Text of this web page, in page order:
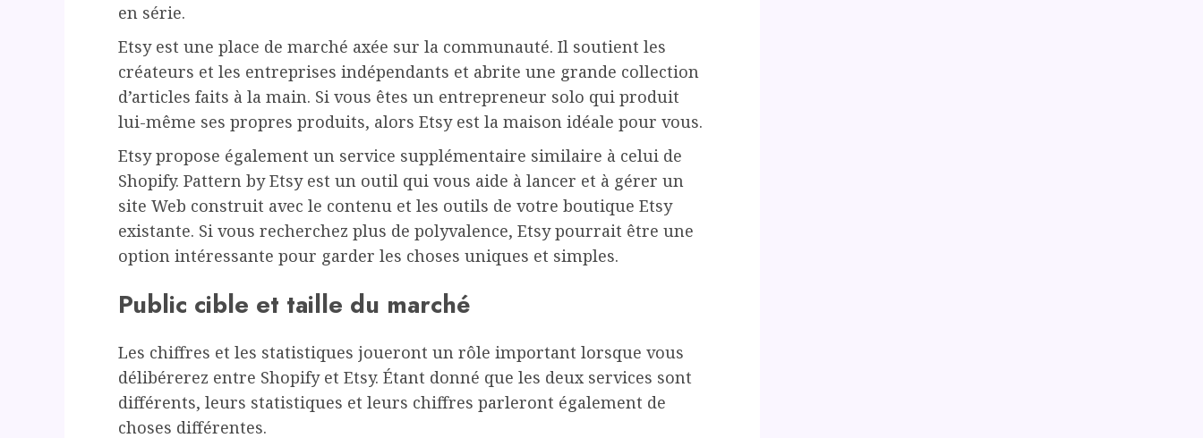
en série.
Etsy est une place de marché axée sur la communauté. Il soutient les
créateurs et les entreprises indépendants et abrite une grande collection
d’articles faits à la main. Si vous êtes un entrepreneur solo qui produit
lui-même ses propres produits, alors Etsy est la maison idéale pour vous.
Etsy propose également un service supplémentaire similaire à celui de
Shopify. Pattern by Etsy est un outil qui vous aide à lancer et à gérer un
site Web construit avec le contenu et les outils de votre boutique Etsy
existante. Si vous recherchez plus de polyvalence, Etsy pourrait être une
option intéressante pour garder les choses uniques et simples.
Public cible et taille du marché
Les chiffres et les statistiques joueront un rôle important lorsque vous
délibérerez entre Shopify et Etsy. Étant donné que les deux services sont
différents, leurs statistiques et leurs chiffres parleront également de
choses différentes.